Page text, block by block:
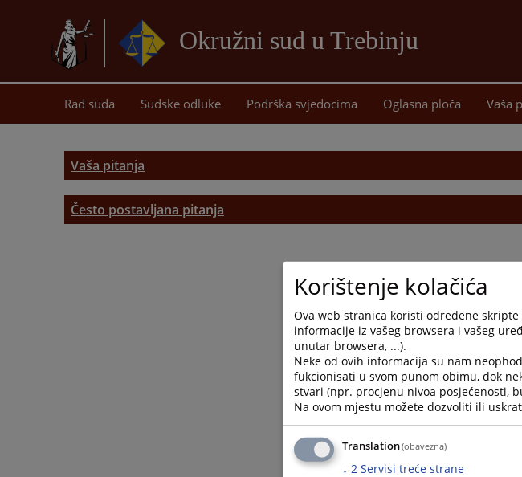
Okružni sud u Trebinju
sadržaj
Rad suda Sudske odluke Podrška svjedocima Oglasna ploča Vaša
Vaša pitanja
Često postavljana pitanja
Korištenje kolačića
Ova web stranica koristi određene
informacije iz vašeg browsera i vašeg
unutar browsera, ...).
Neke od ovih informacija su nam
fukcionisati u svom punom obimu, dok
stvari (npr. procjenu nivoa posjećenosti,
Na ovom mjestu možete dozvoliti ili
Translation(obavezna)
↓ 2 Servisi treće strane